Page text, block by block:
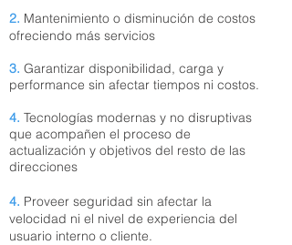
2. Mantenimiento o disminución de costos
ofreciendo más servicios
3. Garantizar disponibilidad, carga y
performance sin afectar tiempos ni costos.
4. Tecnologías modernas y no disruptivas
que acompañen el proceso de
actualización y objetivos del resto de las
direcciones
4. Proveer seguridad sin afectar la
velocidad ni el nivel de experiencia del
usuario interno o cliente.